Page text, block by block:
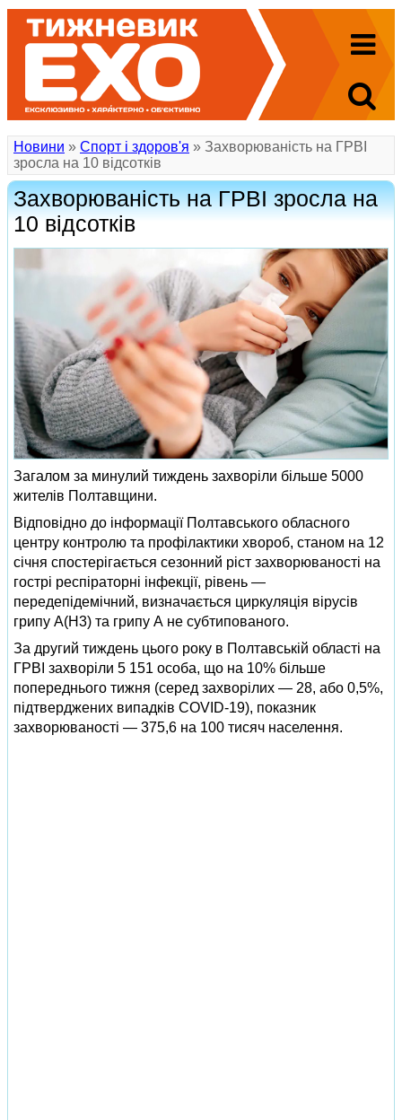
Новини » Спорт і здоров'я » Захворюваність на ГРВІ
зросла на 10 відсотків
Захворюваність на ГРВІ зросла на
10 відсотків
Загалом за минулий тиждень захворіли більше 5000
жителів Полтавщини.
Відповідно до інформації Полтавського обласного
центру контролю та профілактики хвороб, станом на 12
січня спостерігається сезонний ріст захворюваності на
гострі респіраторні інфекції, рівень —
передепідемічний, визначається циркуляція вірусів
грипу А(H3) та грипу А не субтипованого.
За другий тиждень цього року в Полтавській області на
ГРВІ захворіли 5 151 особа, що на 10% більше
попереднього тижня (серед захворілих — 28, або 0,5%,
підтверджених випадків COVID-19), показник
захворюваності — 375,6 на 100 тисяч населення.